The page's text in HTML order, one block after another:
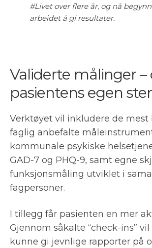
#Livet over flere år, og nå
arbeidet å gi resultater.
Validerte målinger –
pasientens egen
Verktøyet vil inkludere de mest
faglig anbefalte
kommunale psykiske
GAD-7 og PHQ-9, samt egne
funksjonsmåling utviklet i
fagpersoner.
I tillegg får pasienten en mer
Gjennom såkalte “check-ins”
kunne gi jevnlige rapporter på